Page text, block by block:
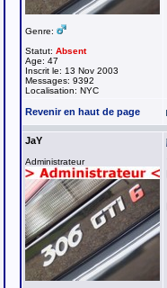
Genre:
Statut: Absent
Age: 47
Inscrit le: 13 Nov 2003
Messages: 9392
Localisation: NYC
Revenir en haut de page
JaY
Administrateur